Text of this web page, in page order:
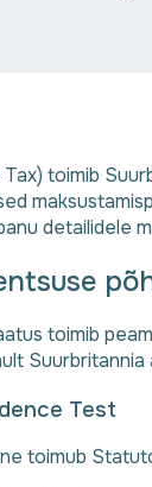
toimib
detailidele
toimib
Test
toimub